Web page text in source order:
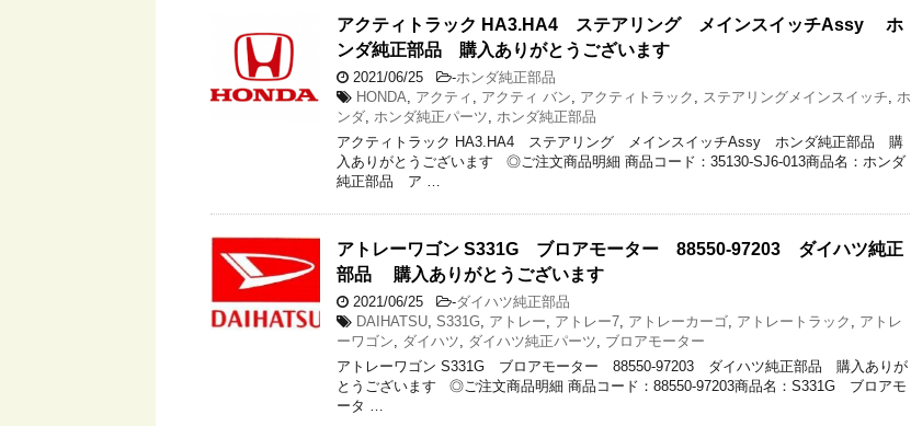
アクティトラック HA3.HA4 ステアリング メインスイッチAssy ホ
ンダ純正部品 購入ありがとうございます
2021/06/25 -ホンダ純正部品
HONDA, アクティ , アクティ バン, アクティトラック , ステアリングメインスイッチ, ホ
ンダ, ホンダ純正パーツ, ホンダ純正部品
アクティトラック HA3.HA4 ステアリング メインスイッチAssy ホンダ純正部品 購
入ありがとうございます ◎ご注文商品明細 商品コード：35130-SJ6-013商品名：ホンダ
純正部品 ア …
アトレーワゴン S331G ブロアモーター 88550-97203 ダイハツ純正
部品 購入ありがとうございます
2021/06/25 -ダイハツ純正部品
DAIHATSU, S331G, アトレー, アトレー7, アトレーカーゴ, アトレートラック , アトレ
ーワゴン, ダイハツ, ダイハツ純正パーツ, ブロアモーター
アトレーワゴン S331G ブロアモーター 88550-97203 ダイハツ純正部品 購入ありが
とうございます ◎ご注文商品明細 商品コード：88550-97203商品名：S331G ブロアモ
ータ …